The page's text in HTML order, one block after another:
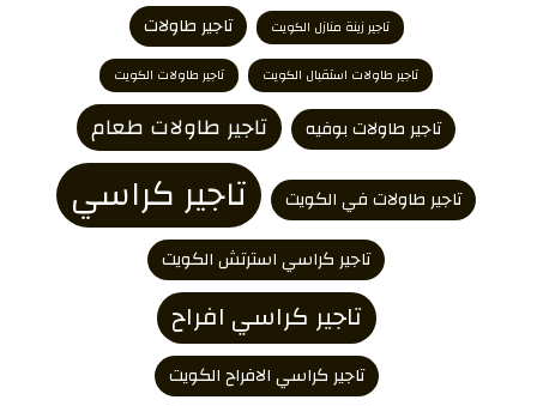
تاجير زينة منازل الكويت تاجير طاولات
تاجير طاولات استقبال الكويت تاجير طاولات الكويت
تاجير طاولات بوفيه تاجير طاولات طعام
تاجير طاولات في الكويت تاجير كراسي
تاجير كراسي استرتش الكويت
تاجير كراسي افراح
تاجير كراسي الافراح الكويت